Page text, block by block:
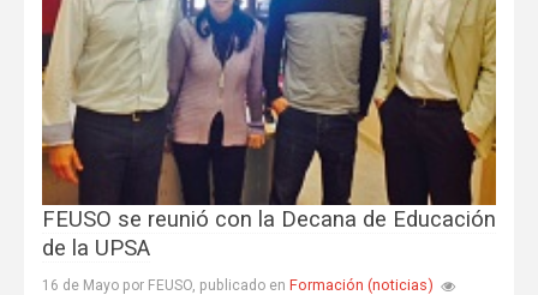
FEUSO se reunió con la Decana de Educación
de la UPSA
16 de Mayo por FEUSO, publicado en Formación (noticias)